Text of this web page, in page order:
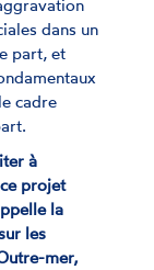
dans un
part, et
cadre
à
projet
la
les
mer,